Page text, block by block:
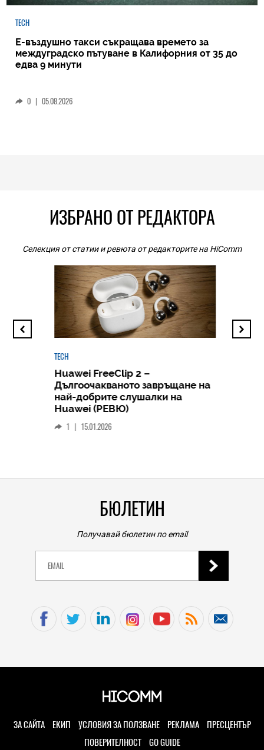
TECH
Е-въздушно такси съкращава времето за
междуградско пътуване в Калифорния от 35 до
едва 9 минути
0 | 05.08.2026
ИЗБРАНО ОТ РЕДАКТОРА
Селекция от статии и ревюта от редакторите на HiComm
TECH
Huawei FreeClip 2 –
Дългоочакваното завръщане на
най-добрите слушалки на
Huawei (РЕВЮ)
1 15.01.2026
БЮЛЕТИН
Получавай бюлетин по email
ЗА САЙТА ЕКИП УСЛОВИЯ ЗА ПОЛЗВАНЕ РЕКЛАМА
ПРЕСЦЕНТЪР
ПОВЕРИТЕЛНОСТ
GO GUIDE